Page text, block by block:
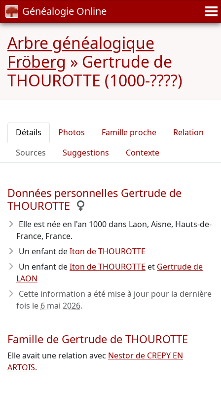
Généalogie Online
Arbre généalogique
Fröberg » Gertrude de
THOUROTTE (1000-????)
Détails Photos Famille proche
Relation
Sources
Suggestions Contexte
Données personnelles Gertrude de
THOUROTTE
Elle est née en l'an 1000dans Laon, Aisne, Hauts-de-
France, France.
Un enfant deIton de THOUROTTE
Un enfant deIton de THOUROTTE et Gertrude de
LAON
Cette information a été mise à jour pour la dernière
fois le 6 mai 2026.
Famille de Gertrude de THOUROTTE
Elle avait une relation avec Nestor de CREPY EN
ARTOIS.